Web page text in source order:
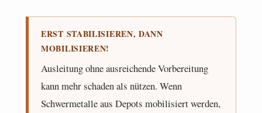
ERST STABILISIEREN, DANN
MOBILISIEREN!
Ausleitung ohne ausreichende Vorbereitung
kann mehr schaden als nützen. Wenn
Schwermetalle aus Depots mobilisiert werden,